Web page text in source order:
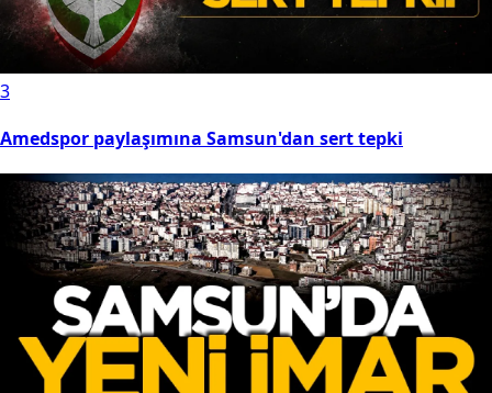
3
Amedspor paylaşımına Samsun'dan sert tepki